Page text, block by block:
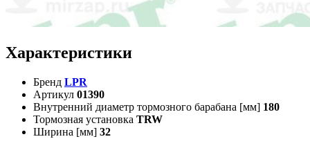
Характеристики
Бренд LPR
Артикул 01390
Внутренний диаметр тормозного барабана [мм] 180
Тормозная установка TRW
Ширина [мм] 32